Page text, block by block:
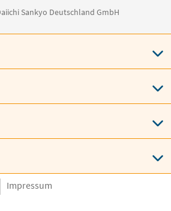
Sankyo Deutschland GmbH
Impressum